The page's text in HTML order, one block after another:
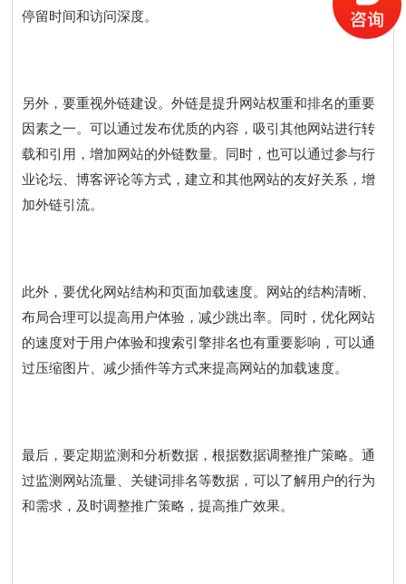
停留时间和访问深度。
另外，要重视外链建设。外链是提升网站权重和排名的重要
因素之一。可以通过发布优质的内容，吸引其他网站进行转
载和引用，增加网站的外链数量。同时，也可以通过参与行
业论坛、博客评论等方式，建立和其他网站的友好关系，增
加外链引流。
此外，要优化网站结构和页面加载速度。网站的结构清晰、
布局合理可以提高用户体验，减少跳出率。同时，优化网站
的速度对于用户体验和搜索引擎排名也有重要影响，可以通
过压缩图片、减少插件等方式来提高网站的加载速度。
最后，要定期监测和分析数据，根据数据调整推广策略。通
过监测网站流量、关键词排名等数据，可以了解用户的行为
和需求，及时调整推广策略，提高推广效果。